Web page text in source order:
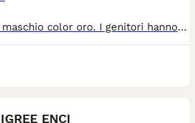
Disponibile 1 cucciolo maschio color oro. I genitori hanno tutti i test di salute e sono puliti per tutte le patologie di razza (displasia anche e gomiti, oculopatie) Verrà ceduto con con Pedigree, Microchip, libretto sanitario con prima vaccinazione, ciclo di sverminazione, antiparassitario, kit puppy, contratto di cessione e fattura.
ENCI